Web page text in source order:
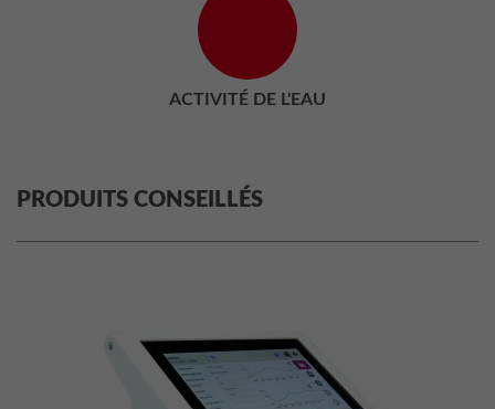
ACTIVITÉ DE L'EAU
PRODUITS CONSEILLÉS